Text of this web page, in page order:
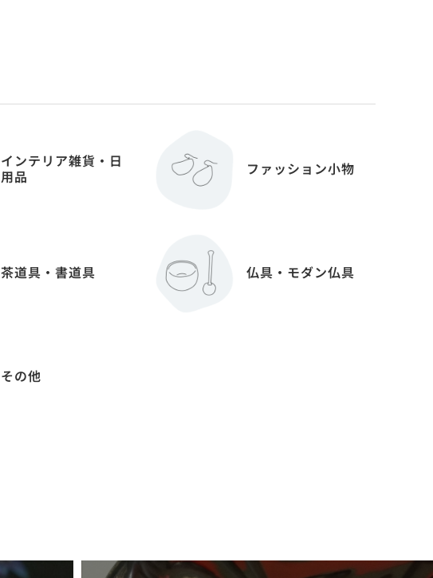
インテリア雑貨・日
用品
ファッション小物
茶道具・書道具 仏具・モダン仏具
その他